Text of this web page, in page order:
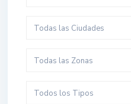
Todas las Ciudades
Todas las Zonas
Todos los Tipos